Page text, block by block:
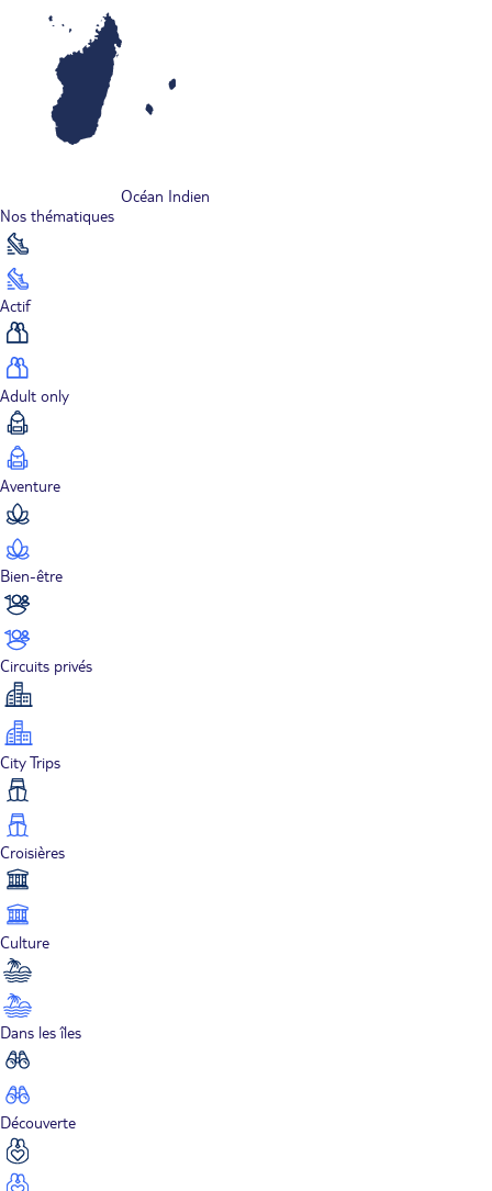
Océan Indien
Nos thématiques
Actif
Adult only
Aventure
Bien-être
Circuits privés
City Trips
Croisières
Culture
Dans les îles
Découverte